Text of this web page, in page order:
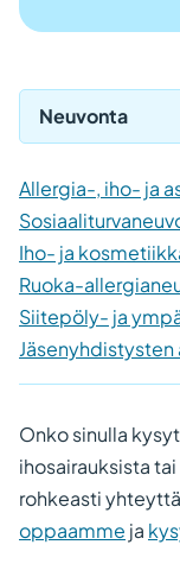
Neuvonta
Allergia-, iho- ja
Iho- ja
Ruoka-
Siitepöly- ja
Onko sinulla
ihosairauksista
rohkeasti
oppaamme ja